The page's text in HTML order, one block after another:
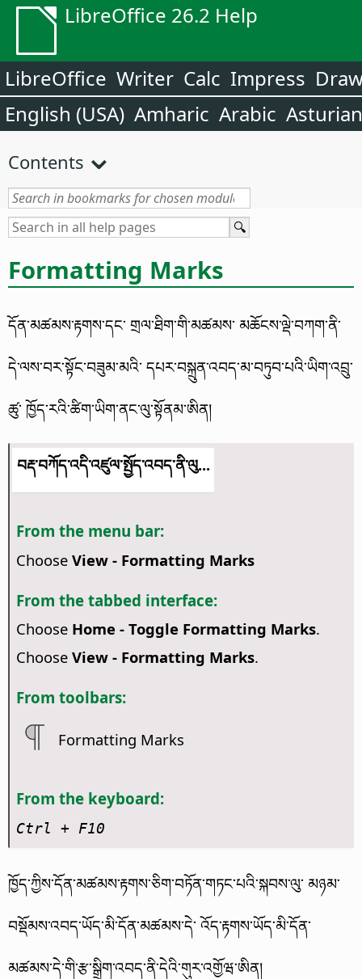
LibreOffice 26.2 Help
LibreOffice Writer Calc Impress
English (USA) Amharic Arabic Asturian
Contents
Formatting Marks
དོན་མཚམས་རྟགས་དང་ གྲལ་ཐིག་གི་མཚམས་ མཆོངས་ལྡེ་བཀག་ནི་
དེ་ལས་བར་སྟོང་བཟུམ་མའི་ དཔར་བསྐྲུན་འབད་མ་བཏུབ་པའི་ཡིག་འབྲུ་
ཚུ་ ཁྱོད་རའི་ཚིག་ཡིག་ནང་ལུ་སྟོནམ་ཨིན།
བརྡ་བཀོད་འདི་འཛུལ་སྤྱོད་འབད་ནི་ལུ...
From the menu bar:
Choose View - Formatting Marks
From the tabbed interface:
Choose Home - Toggle Formatting Marks.
Choose View - Formatting Marks.
From toolbars:
Formatting Marks
From the keyboard:
Ctrl + F10
ཁྱོད་ཀྱིས་དོན་མཚམས་རྟགས་ཅིག་བཏོན་གཏང་པའི་སྐབས་ལུ་ མཉམ་
བསྡོམས་འབད་ཡོད་མི་དོན་མཚམས་དེ་ འོད་རྟགས་ཡོད་མི་དོན་
མཚམས་དེ་གི་རྩ་སྒྲིག་འབད་ནི་དེའི་གུར་འགྱོཝ་ཨིན།